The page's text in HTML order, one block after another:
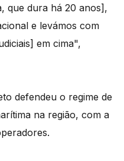
que dura há 20 anos],
e levámos com
em cima",
defendeu o regime de
na região, com a